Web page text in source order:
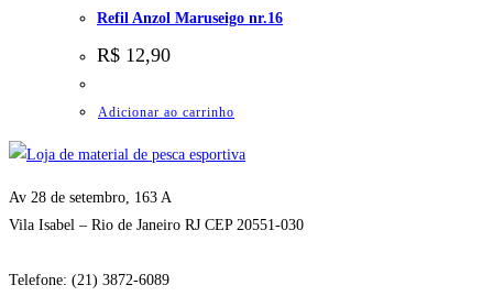
Refil Anzol Maruseigo nr.16
R$ 12,90
Adicionar ao carrinho
Av 28 de setembro, 163 A
Vila Isabel – Rio de Janeiro RJ CEP 20551-030
Telefone: (21) 3872-6089